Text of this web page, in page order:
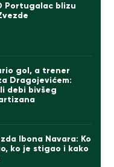
Portugalac blizu
gol, a trener
Dragojevićem:
debi bivšeg
Ibona Navara: Ko
ko je stigao i kako